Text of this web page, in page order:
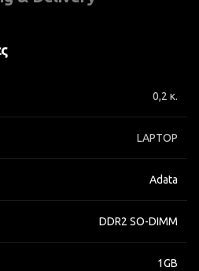
0,2 κ.
LAPTOP
Adata
DDR2 SO-DIMM
1GB